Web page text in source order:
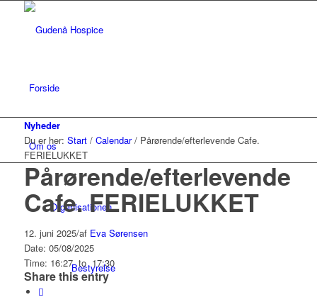
Forside
Om os
Organisationen
Bestyrelse
Nyheder
Du er her: Start / Calendar / Pårørende/efterlevende Cafe.
FERIELUKKET
Pårørende/efterlevende
Cafe. FERIELUKKET
12. juni 2025/af Eva Sørensen
Date: 05/08/2025
Time: 16:27 to 17:30
Share this entry